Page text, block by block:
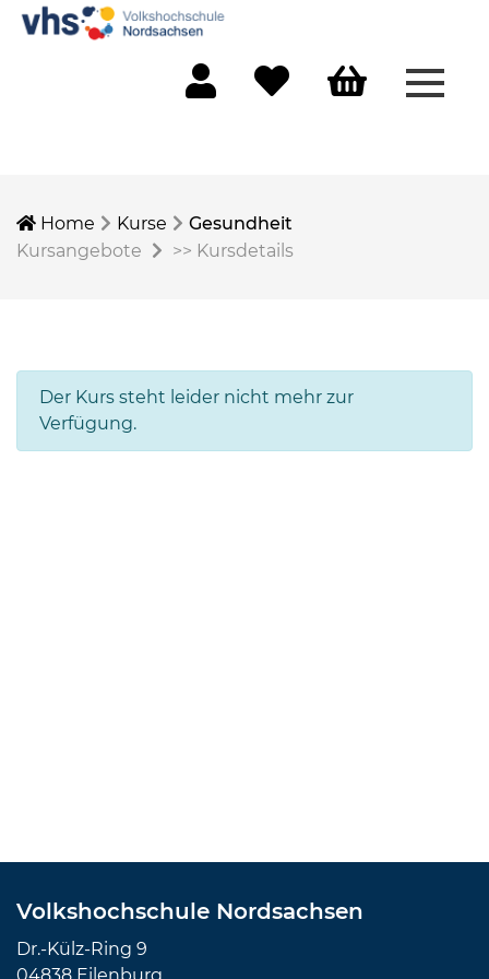
Home Kurse
Gesundheit
Kursangebote
>> Kursdetails
Der Kurs steht leider nicht mehr zur
Verfügung.
Volkshochschule Nordsachsen
Dr.-Külz-Ring 9